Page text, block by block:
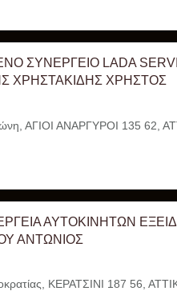
ΣΥΝΕΡΓΕΙΟ LADA
ΧΡΗΣΤΑΚΙΔΗΣ ΧΡΗΣΤΟΣ
ΑΓΙΟΙ ΑΝΑΡΓΥΡΟΙ 135 62,
ΑΥΤΟΚΙΝΗΤΩΝ
ΑΝΤΩΝΙΟΣ
ΚΕΡΑΤΣΙΝΙ 187 56,